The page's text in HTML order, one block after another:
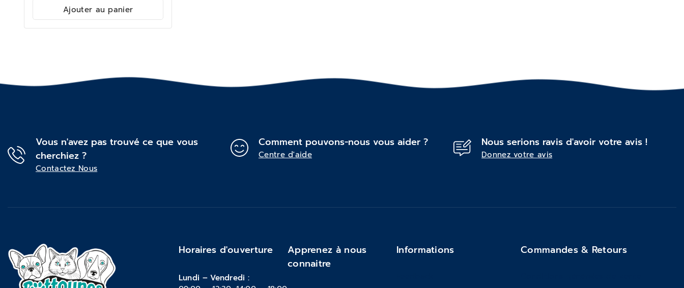
Ajouter au panier
Vous n'avez pas trouvé ce que vous
cherchiez ?
Contactez Nous
Comment pouvons-nous vous aider ?
Centre d'aide
Nous serions ravis d'avoir votre avis !
Donnez votre avis
Horaires d'ouverture
Lundi – Vendredi :
Apprenez à nous
connaitre
Informations Commandes & Retours